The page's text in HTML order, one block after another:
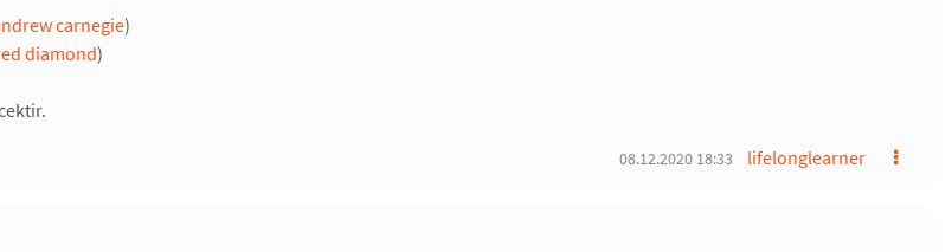
carnegie)
diamond)
lifelonglearner
08.12.2020 18:33